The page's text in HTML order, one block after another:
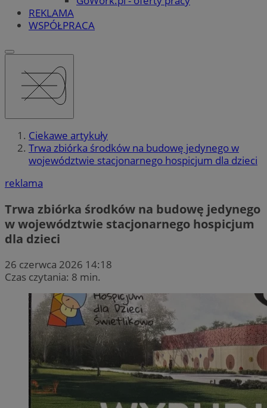
REKLAMA
WSPÓŁPRACA
Ciekawe artykuły
Trwa zbiórka środków na budowę jedynego w
województwie stacjonarnego hospicjum dla dzieci
reklama
Trwa zbiórka środków na budowę jedynego
w województwie stacjonarnego hospicjum
dla dzieci
26 czerwca 2026 14:18
Czas czytania: 8 min.